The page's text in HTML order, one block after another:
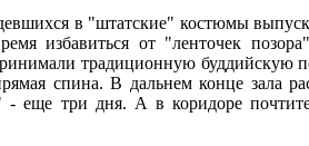
в "штатские" костюмы
избавиться от "ленточек
традиционную буддийскую
спина. В дальнем конце зала
еще три дня. А в коридоре